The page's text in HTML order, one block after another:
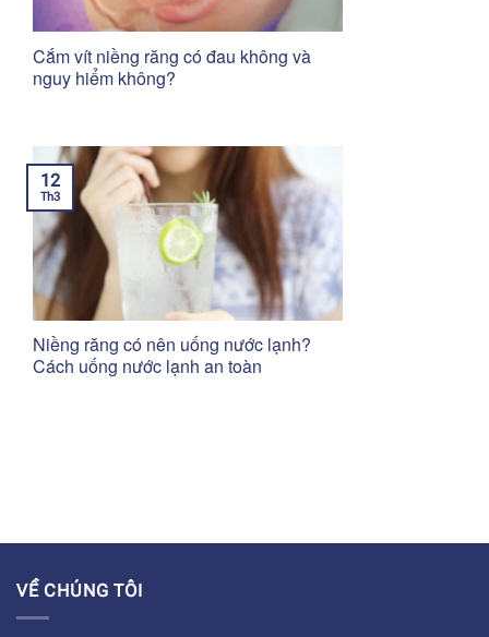
Cắm vít niềng răng có đau không và
nguy hiểm không?
Niềng răng có nên uống nước lạnh?
Cách uống nước lạnh an toàn
12
Th3
VỀ CHÚNG TÔI